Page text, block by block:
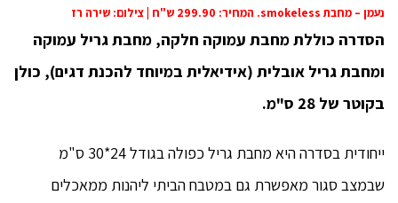
נעמן – מחבת smokeless. המחיר: 299.90 ש"ח | צילום: שירה רז
הסדרה כוללת מחבת עמוקה חלקה, מחבת גריל עמוקה
ומחבת גריל אובלית (אידיאלית במיוחד להכנת דגים), כולן
בקוטר של 28 ס"מ.
ייחודית בסדרה היא מחבת גריל כפולה בגודל 24*30 ס"מ
שבמצב סגור מאפשרת גם במטבח הביתי ליהנות ממאכלים